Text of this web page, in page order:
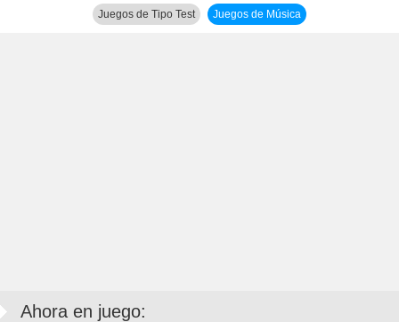
Juegos de Tipo Test Juegos de Música
Ahora en juego: